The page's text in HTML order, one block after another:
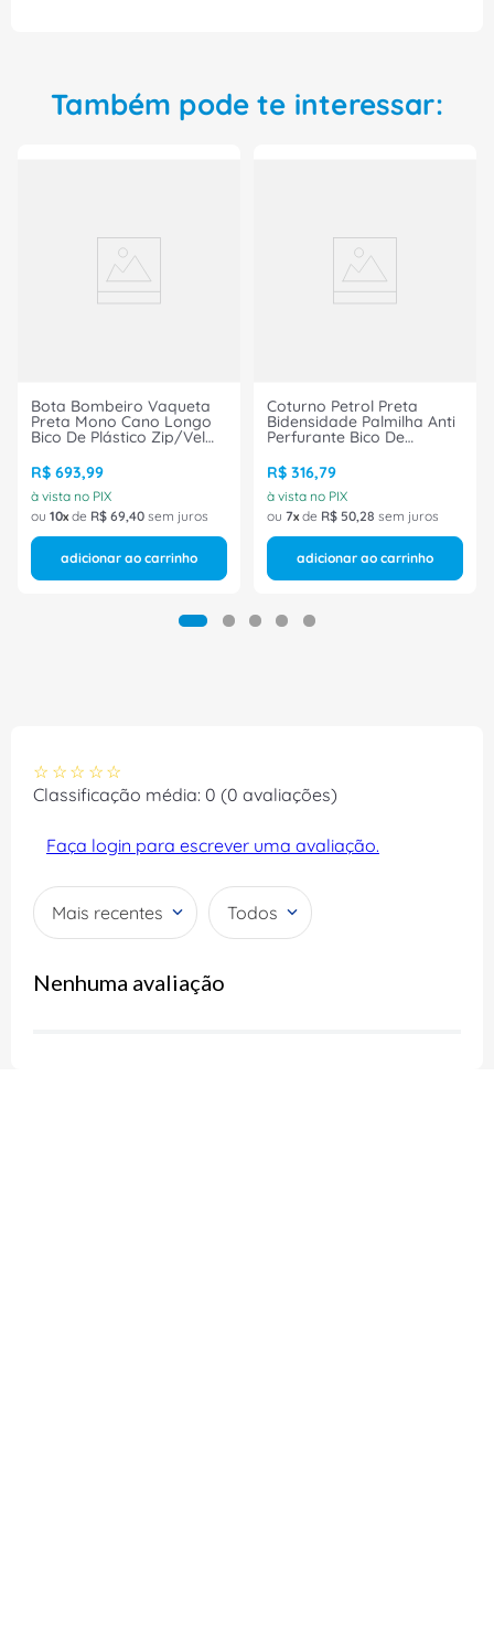
Também pode te interessar:
Bota Bombeiro Vaqueta
Preta Mono Cano Longo
Bico De Plástico Zip/Vel
Tamanho 37 CA 26556
Bracol
R$ 693,99
à vista no PIX
ou 10 de R$ 69,40 sem juros
adicionar ao carrinho
Coturno Petrol Preta
Bidensidade Palmilha Anti
Perfurante Bico De
4087HTPL1662 Tamanho
35 CA 30535 Bracol
R$ 316,79
à vista no PIX
ou 7 de R$ 50,28 sem juros
adicionar ao carrinho
☆ ☆ ☆ ☆ ☆
Classificação média: 0 (0 avaliações)
Faça login para escrever uma avaliação.
Mais recentes Todos
Nenhuma avaliação